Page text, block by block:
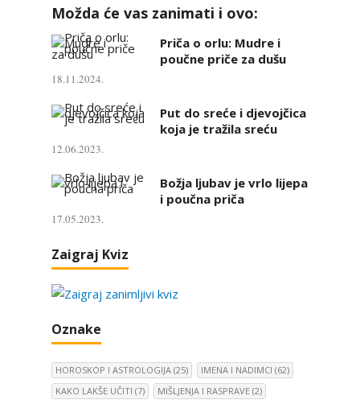
Možda će vas zanimati i ovo:
Priča o orlu: Mudre i
poučne priče za dušu
18.11.2024.
Put do sreće i djevojčica
koja je tražila sreću
12.06.2023.
Božja ljubav je vrlo lijepa
i poučna priča
17.05.2023.
Zaigraj Kviz
Oznake
HOROSKOP I ASTROLOGIJA (25) IMENA I NADIMCI (62)
KAKO LAKŠE UČITI (7) MIŠLJENJA I RASPRAVE (2)